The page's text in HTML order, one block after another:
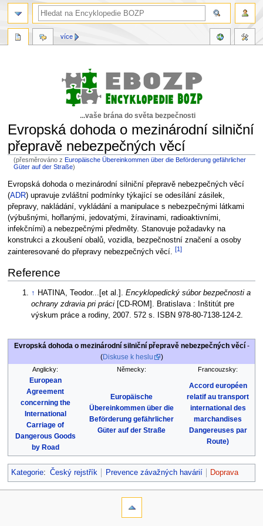
...vaše brána do světa bezpečnosti
Evropská dohoda o mezinárodní silniční
přepravě nebezpečných věcí
(přesměrováno z Europäische Übereinkommen über die Beförderung gefährlicher
Güter auf der Straße)
Skočit
na
navigaci
Skočit
na
vyhledávání
Evropská dohoda o mezinárodní silniční přepravě nebezpečných věcí
(ADR) upravuje zvláštní podmínky týkající se odesílání zásilek,
přepravy, nakládání, vykládání a manipulace s nebezpečnými látkami
(výbušnými, hořlanými, jedovatými, žíravinami, radioaktivními,
infekčními) a nebezpečnými předměty. Stanovuje požadavky na
konstrukci a zkoušení obalů, vozidla, bezpečnostní značení a osoby
zainteresované do přepravy nebezpečných věcí. [1]
Reference
↑ HATINA, Teodor...[et al.].Encyklopedický súbor bezpečnosti a
ochrany zdravia pri práci [CD-ROM]. Bratislava : Inštitút pre
výskum práce a rodiny, 2007. 572 s. ISBN 978-80-7138-124-2.
Evropská dohoda o mezinárodní silniční přepravě nebezpečných věcí-
(Diskuse k heslu )
Anglicky: Německy: Francouzsky:
European
Agreement
concerning the
International
Carriage of
Dangerous Goods
by Road
Europäische
Übereinkommen über die
Beförderung gefährlicher
Güter auf der Straße
Accord européen
relatif au transport
international des
marchandises
Dangereuses par
Route)
Kategorie: Český rejstřík Prevence závažných havárií Doprava
více